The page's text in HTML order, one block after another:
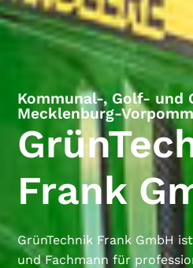
Kommunal-, Golf- und
Mecklen­burg-
Frank
GrünTechnik Frank GmbH
und Fachmann für